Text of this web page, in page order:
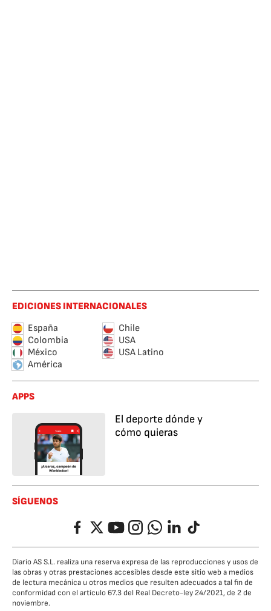
EDICIONES INTERNACIONALES
España
Chile
Colombia
USA
México
USA Latino
América
APPS
El deporte dónde y
cómo quieras
SÍGUENOS
FacebookTwitterYouTubeInstagramWhatsappLinkedIn
TikTok
Diario AS S.L. realiza una reserva expresa de las reproducciones y usos de
las obras y otras prestaciones accesibles desde este sitio web a medios
de lectura mecánica u otros medios que resulten adecuados a tal fin de
conformidad con el artículo 67.3 del Real Decreto-ley 24/2021, de 2 de
noviembre.